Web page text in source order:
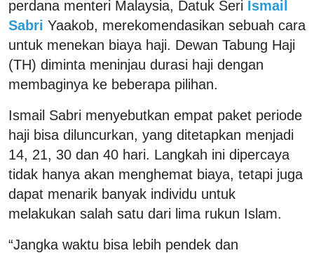
perdana menteri Malaysia, Datuk Seri Ismail
Sabri Yaakob, merekomendasikan sebuah cara
untuk menekan biaya haji. Dewan Tabung Haji
(TH) diminta meninjau durasi haji dengan
membaginya ke beberapa pilihan.
Ismail Sabri menyebutkan empat paket periode
haji bisa diluncurkan, yang ditetapkan menjadi
14, 21, 30 dan 40 hari. Langkah ini dipercaya
tidak hanya akan menghemat biaya, tetapi juga
dapat menarik banyak individu untuk
melakukan salah satu dari lima rukun Islam.
“Jangka waktu bisa lebih pendek dan